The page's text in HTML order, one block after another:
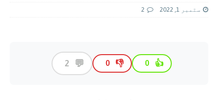
ستمبر 1, 2022 2
👍
0
👎
0
💬
2